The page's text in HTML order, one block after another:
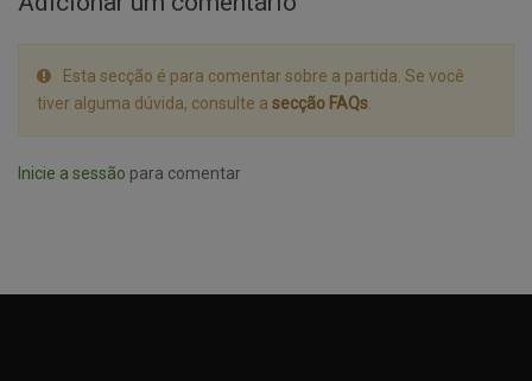
Esta secção é para comentar sobre a partida. Se você
tiver alguma dúvida, consulte a secção FAQs
Inicie a sessão para comentar